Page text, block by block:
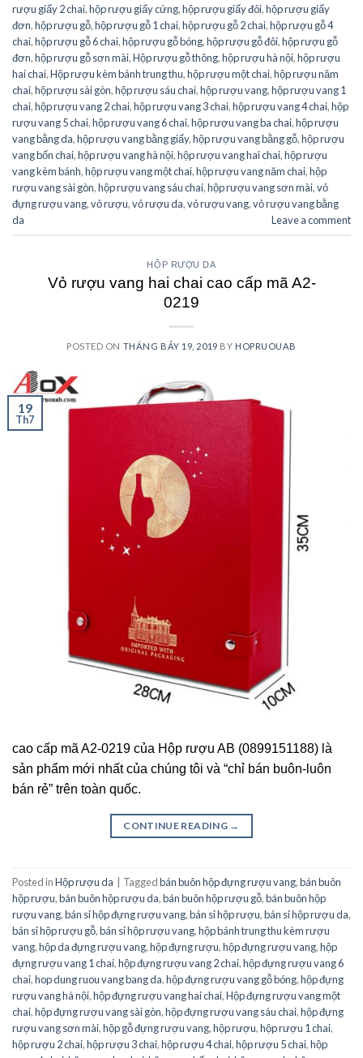
rượu giấy 2 chai,hộp rượu giấy cứng,hộp rượu giấy đôi,hộp rượu giấy
đơn,hộp rượu gỗ,hộp rượu gỗ 1 chai,hộp rượu gỗ 2 chai,hộp rượu gỗ 4
chai,hộp rượu gỗ 6 chai,hộp rượu gỗ bóng,hộp rượu gỗ đôi,hộp rượu gỗ
đơn,hộp rượu gỗ sơn mài,Hộp rượu gỗ thông,hộp rượu hà nội,hộp rượu
hai chai,Hộp rượu kèm bánh trung thu,hộp rượu một chai,hộp rượu năm
chai,hộp rượu sài gòn,hộp rượu sáu chai,hộp rượu vang,hộp rượu vang 1
chai,hộp rượu vang 2 chai,hộp rượu vang 3 chai,hộp rượu vang 4 chai,hộp
rượu vang 5 chai,hộp rượu vang 6 chai,hộp rượu vang ba chai,hộp rượu
vang bằng da,hộp rượu vang bằng giấy,hộp rượu vang bằng gỗ,hộp rượu
vang bốn chai,hộp rượu vang hà nội,hộp rượu vang hai chai,hộp rượu
vang kèm bánh,hộp rượu vang một chai,hộp rượu vang năm chai,hộp
rượu vang sài gòn,hộp rượu vang sáu chai,hộp rượu vang sơn mài,vỏ
đựng rượu vang,vỏ rượu,vỏ rượu da,vỏ rượu vang,vỏ rượu vang bằng
da
Leave a comment
HỘP RƯỢU DA
Vỏ rượu vang hai chai cao cấp mã A2-
0219
POSTED ON THÁNG BẢY 19, 2019 BY HOPRUOUAB
19
Th7
cao cấp mã A2-0219 của Hộp rượu AB (0899151188) là
sản phẩm mới nhất của chúng tôi và “chỉ bán buôn-luôn
bán rẻ” trên toàn quốc.
CONTINUE READING →
Posted inHộp rượu da | Taggedbán buôn hộp đựng rượu vang,bán buôn
hộp rượu,bán buôn hộp rượu da,bán buôn hộp rượu gỗ,bán buôn hộp
rượu vang,bán sỉ hộp đựng rượu vang,bán sỉ hộp rượu,bán sỉ hộp rượu da,
bán sỉ hộp rượu gỗ,bán sỉ hộp rượu vang,hộp bánh trung thu kèm rượu
vang,hộp da đựng rượu vang,hộp đựng rượu,hộp đựng rượu vang,hộp
đựng rượu vang 1 chai,hộp đựng rượu vang 2 chai,hộp đựng rượu vang 6
chai,hop dung ruou vang bang da,hộp đựng rượu vang gỗ bóng,hộp đựng
rượu vang hà nội,hộp đựng rượu vang hai chai,Hộp đựng rượu vang một
chai,hộp đựng rượu vang sài gòn,hộp đựng rượu vang sáu chai,hộp đựng
rượu vang sơn mài,hộp gỗ đựng rượu vang,hộp rượu,hộp rượu 1 chai,
hộp rượu 2 chai,hộp rượu 3 chai,hộp rượu 4 chai,hộp rượu 5 chai,hộp